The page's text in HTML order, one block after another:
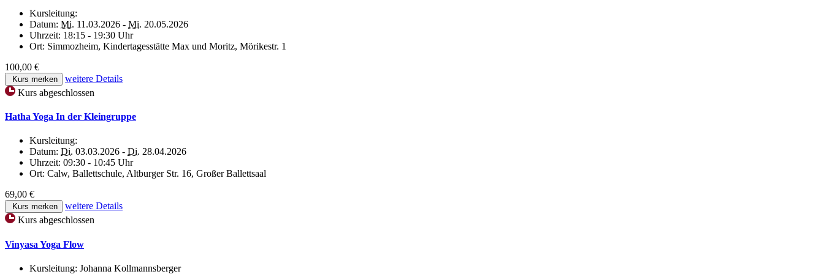
Kursleitung:
Datum: Mi. 11.03.2026 - Mi. 20.05.2026
Uhrzeit: 18:15 - 19:30 Uhr
Ort: Simmozheim, Kindertagesstätte Max und Moritz, Mörikestr. 1
100,00 €
Kurs merken
weitere Details
Kurs abgeschlossen
Hatha Yoga In der Kleingruppe
Kursleitung:
Datum: Di. 03.03.2026 - Di. 28.04.2026
Uhrzeit: 09:30 - 10:45 Uhr
Ort: Calw, Ballettschule, Altburger Str. 16, Großer Ballettsaal
69,00 €
Kurs merken
weitere Details
Kurs abgeschlossen
Vinyasa Yoga Flow
Kursleitung: Johanna Kollmannsberger